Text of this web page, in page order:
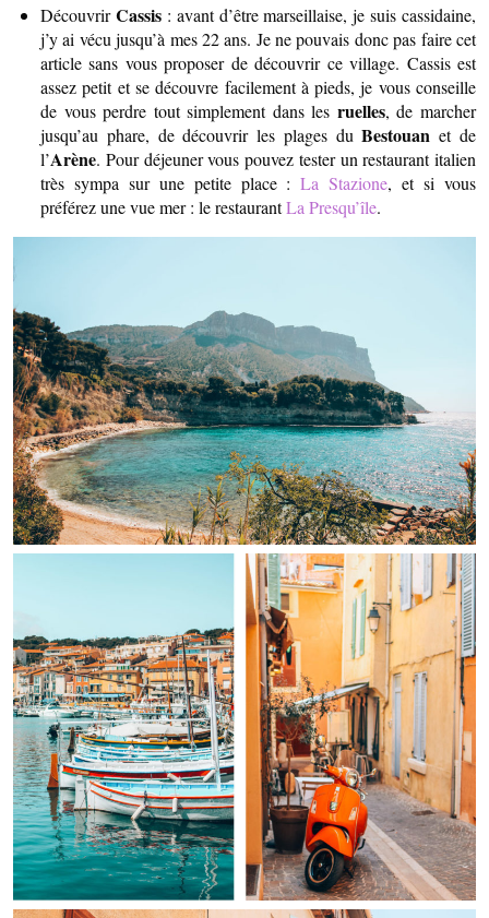
DécouvrirCassis: avant d’être marseillaise, je suis cassidaine,
j’y ai vécu jusqu’à mes 22 ans. Je ne pouvais donc pas faire cet
article sans vous proposer de découvrir ce village. Cassis est
assez petit et se découvre facilement à pieds, je vous conseille
de vous perdre tout simplement dans les ruelles, de marcher
jusqu’au phare, de découvrir les plages duBestouan et de
l’Arène. Pour déjeuner vous pouvez tester un restaurant italien
très sympa sur une petite place :La Stazione, et si vous
préférez une vue mer : le restaurantLa Presqu’île.